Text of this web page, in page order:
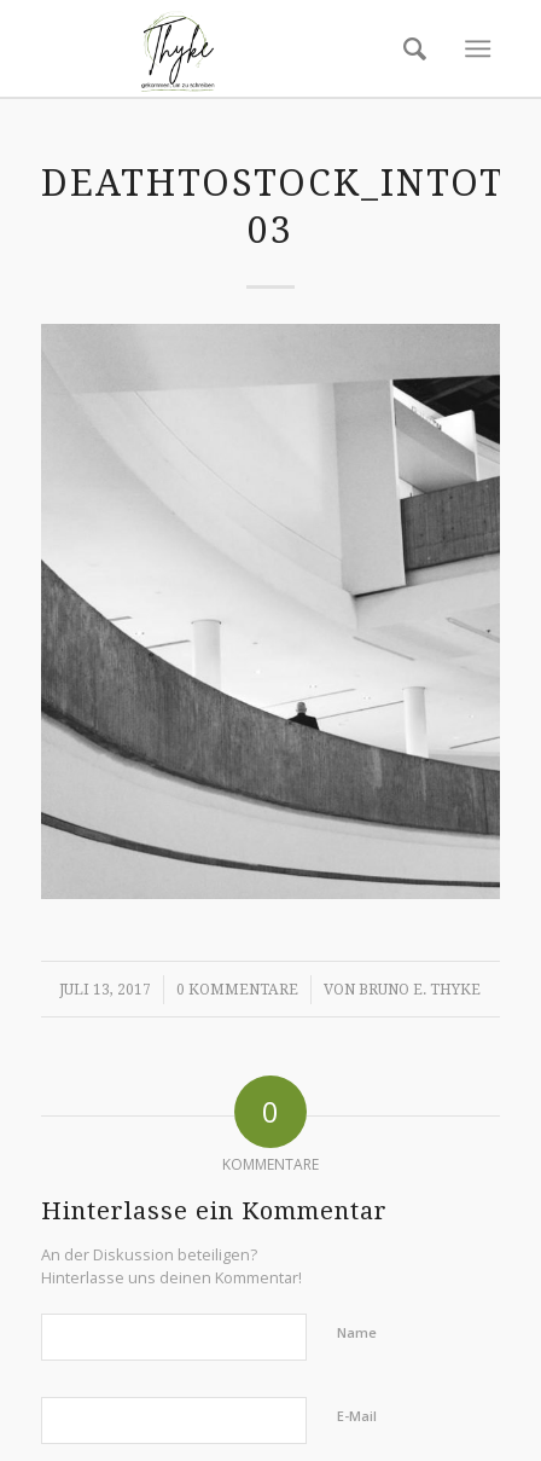
03
JULI 13, 2017
/ 0 KOMMENTARE
/ VONBRUNO E. THYKE
0
KOMMENTARE
Hinterlasse ein Kommentar
An der Diskussion beteiligen?
Hinterlasse uns deinen Kommentar!
Name
E-Mail